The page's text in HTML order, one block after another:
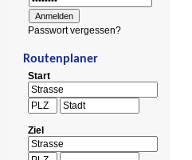
Passwort vergessen?
Routenplaner
Start
Ziel